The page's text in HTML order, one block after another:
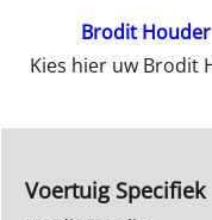
Brodit Houder
Voertuig Specifiek